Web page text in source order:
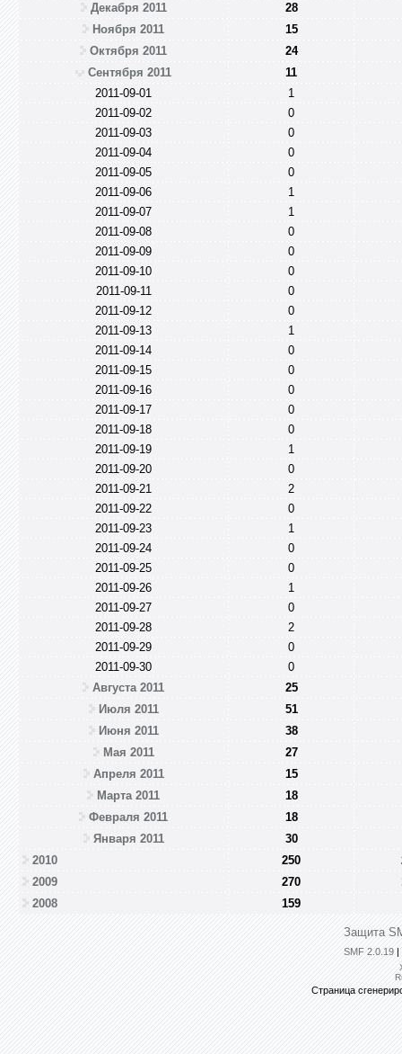
Декабря 2011
28
Ноября 2011
15
Октября 2011
24
Сентября 2011
11
2011-09-01
1
2011-09-02
0
2011-09-03
0
2011-09-04
0
2011-09-05
0
2011-09-06
1
2011-09-07
1
2011-09-08
0
2011-09-09
0
2011-09-10
0
2011-09-11
0
2011-09-12
0
2011-09-13
1
2011-09-14
0
2011-09-15
0
2011-09-16
0
2011-09-17
0
2011-09-18
0
2011-09-19
1
2011-09-20
0
2011-09-21
2
2011-09-22
0
2011-09-23
1
2011-09-24
0
2011-09-25
0
2011-09-26
1
2011-09-27
0
2011-09-28
2
2011-09-29
0
2011-09-30
0
Августа 2011
25
Июля 2011
51
Июня 2011
38
Мая 2011
27
Апреля 2011
15
Марта 2011
18
Февраля 2011
18
Января 2011
30
2010
250
2009
270
2008
159
Защита
SMF 2.0.19 |
Страница